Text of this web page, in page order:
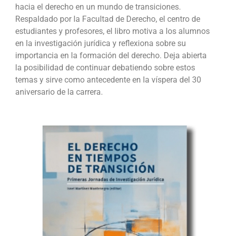
hacia el derecho en un mundo de transiciones.
Respaldado por la Facultad de Derecho, el centro de
estudiantes y profesores, el libro motiva a los alumnos
en la investigación jurídica y reflexiona sobre su
importancia en la formación del derecho. Deja abierta
la posibilidad de continuar debatiendo sobre estos
temas y sirve como antecedente en la víspera del 30
aniversario de la carrera.